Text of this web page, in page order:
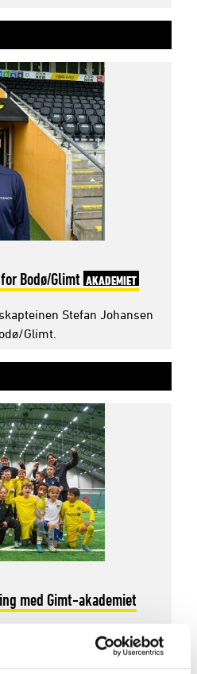
Bodø/Glimt AKADEMIET
Stefan Johansen
Glimt.
med Gimt-akademiet
med Gimt-akademiet